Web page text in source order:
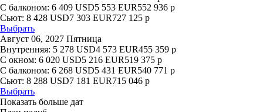
С балконом: 6 409 USD5 553 EUR552 936 р
Сьют: 8 428 USD7 303 EUR727 125 р
Выбрать
Август 06, 2027 Пятница
Внутренняя: 5 278 USD4 573 EUR455 359 р
С окном: 6 020 USD5 216 EUR519 375 р
С балконом: 6 268 USD5 431 EUR540 771 р
Сьют: 8 288 USD7 181 EUR715 046 р
Выбрать
Показать больше дат